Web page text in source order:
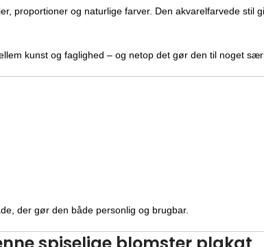
proportioner og naturlige farver. Den akvarelfarvede
kunst og faglighed – og netop det gør den til noget
der gør den både personlig og brugbar.